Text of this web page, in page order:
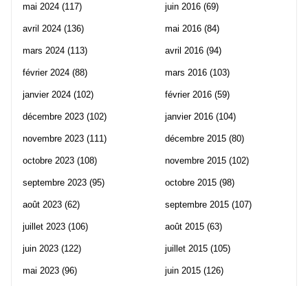
mai 2024 (117)
avril 2024 (136)
mars 2024 (113)
février 2024 (88)
janvier 2024 (102)
décembre 2023 (102)
novembre 2023 (111)
octobre 2023 (108)
septembre 2023 (95)
août 2023 (62)
juillet 2023 (106)
juin 2023 (122)
mai 2023 (96)
juin 2016 (69)
mai 2016 (84)
avril 2016 (94)
mars 2016 (103)
février 2016 (59)
janvier 2016 (104)
décembre 2015 (80)
novembre 2015 (102)
octobre 2015 (98)
septembre 2015 (107)
août 2015 (63)
juillet 2015 (105)
juin 2015 (126)